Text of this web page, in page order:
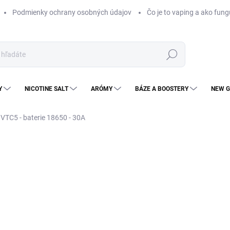
Podmienky ochrany osobných údajov Čo je to vaping a ako
Hľadať
NICOTINE SALT ARÓMY BÁZE A BOOSTERY NEW
VTC5 - baterie 18650 - 30A